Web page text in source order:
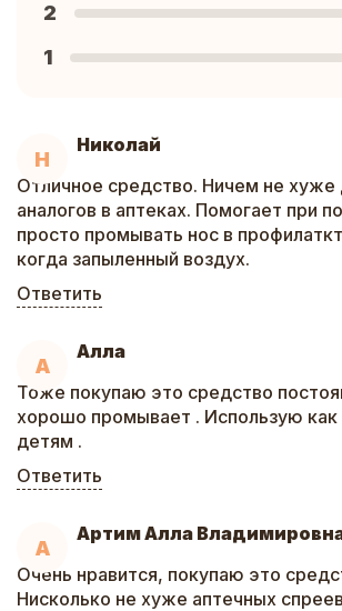
Н
Николай
Отличное средство. Ничем не хуже
аналогов в аптеках. Помогает при
просто промывать нос в
когда запыленный воздух.
Ответить
А
Алла
Тоже покупаю это средство
хорошо промывает . Использую как
детям .
Ответить
А
Артим Алла
Очень нравится, покупаю это
Нисколько не хуже аптечных
2
1